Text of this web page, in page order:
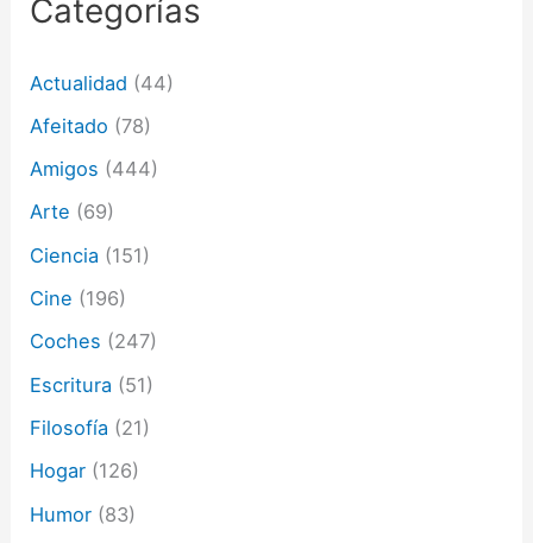
r
e
e
c
r
n
c
o
Categorías
Actualidad (44)
Afeitado (78)
Amigos (444)
Arte (69)
Ciencia (151)
Cine (196)
Coches (247)
Escritura (51)
Filosofía (21)
Hogar (126)
Humor (83)